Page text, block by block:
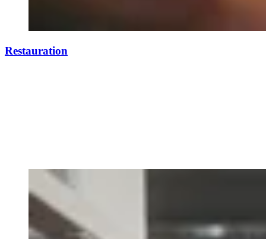
Restauration